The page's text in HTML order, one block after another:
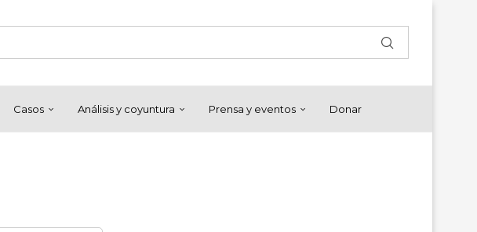
Casos Análisis y coyuntura Prensa y eventos Donar